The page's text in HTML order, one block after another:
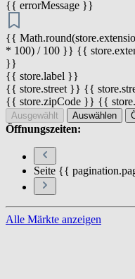
{{ errorMessage }}
{{
* 100) / 100 }} {{
}}
{{ store.label }}
{{ store.street }} {{
{{ store.zipCode }} {{
Ausgewählt Auswählen
Öffnungszeiten:
Seite {{
Alle Märkte anzeigen